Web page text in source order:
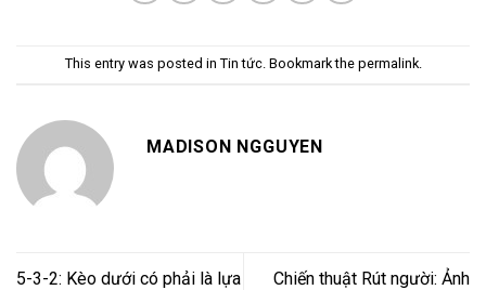
This entry was posted in Tin tức. Bookmark the permalink.
MADISON NGGUYEN
5-3-2: Kèo dưới có phải là lựa
Chiến thuật Rút người: Ảnh